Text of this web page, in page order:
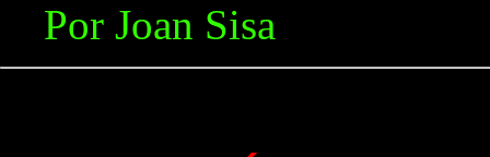
Por Joan Sisa